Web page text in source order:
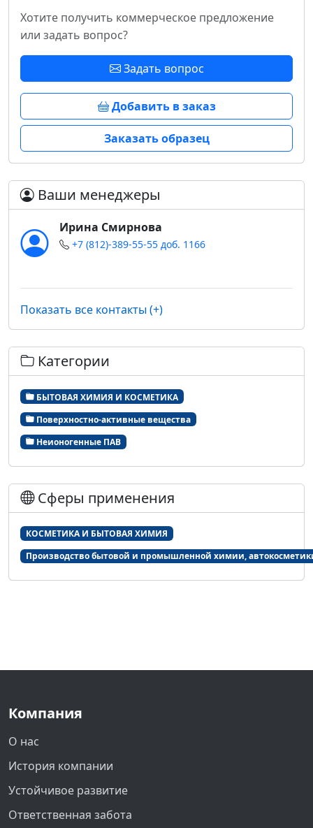
Хотите получить коммерческое предложение
или задать вопрос?
Задать вопрос
Добавить в заказ
Заказать образец
Ваши менеджеры
Ирина Смирнова
+7 (812)-389-55-55 доб. 1166
Показать все контакты (+)
Категории
БЫТОВАЯ ХИМИЯ И КОСМЕТИКА
Поверхностно-активные вещества
Неионогенные ПАВ
Сферы применения
КОСМЕТИКА И БЫТОВАЯ ХИМИЯ
Производство бытовой и промышленной химии,
Компания
О нас
История компании
Устойчивое развитие
Ответственная забота